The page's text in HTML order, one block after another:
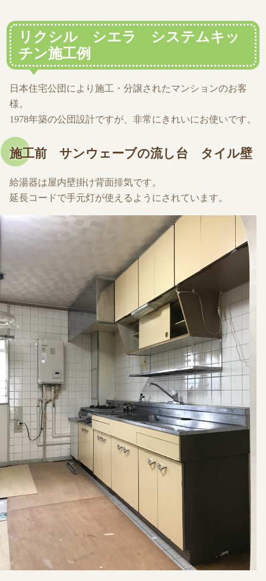
リクシル シエラ システムキッ
チン施工例
日本住宅公団により施工・分譲されたマンションのお客
様。
1978年築の公団設計ですが、非常にきれいにお使いです。
施工前 サンウェーブの流し台 タイル壁
給湯器は屋内壁掛け背面排気です。
延長コードで手元灯が使えるようにされています。